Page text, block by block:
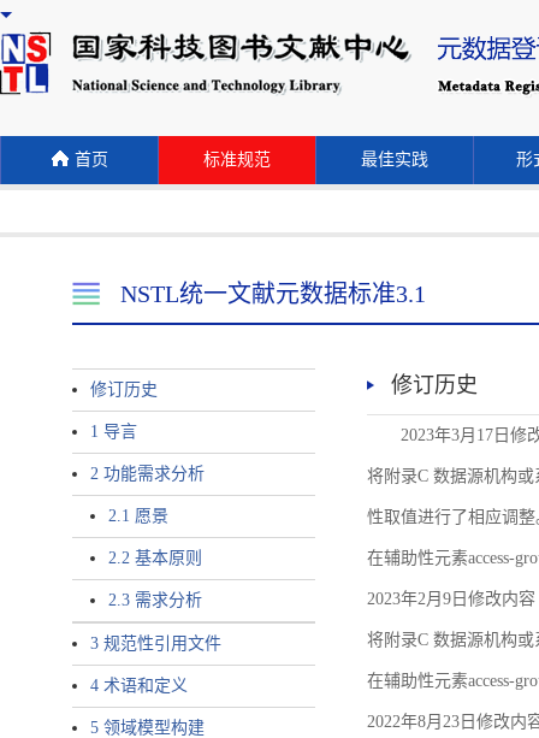
首页 标准规范 最佳实践 形
NSTL统一文献元数据标准3.1
修订历史
1 导言
2 功能需求分析
2.1 愿景
2.2 基本原则
2.3 需求分析
3 规范性引用文件
4 术语和定义
5 领域模型构建
修订历史
2023年3月17日修
将附录C 数据源机构或
性取值进行了相应调整
在辅助性元素access-
2023年2月9日修改内容
将附录C 数据源机构或
在辅助性元素access-
2022年8月23日修改内